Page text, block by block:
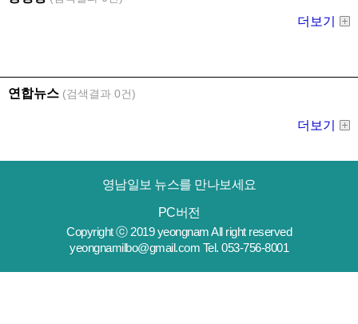
영남일보 뉴스를 만나보세요
PC버전
Copyright ⓒ 2019 yeongnam All right reserved
yeongnamilbo@gmail.com Tel. 053-756-8001